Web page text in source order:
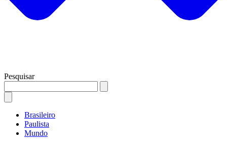
Pesquisar
Brasileiro
Paulista
Mundo